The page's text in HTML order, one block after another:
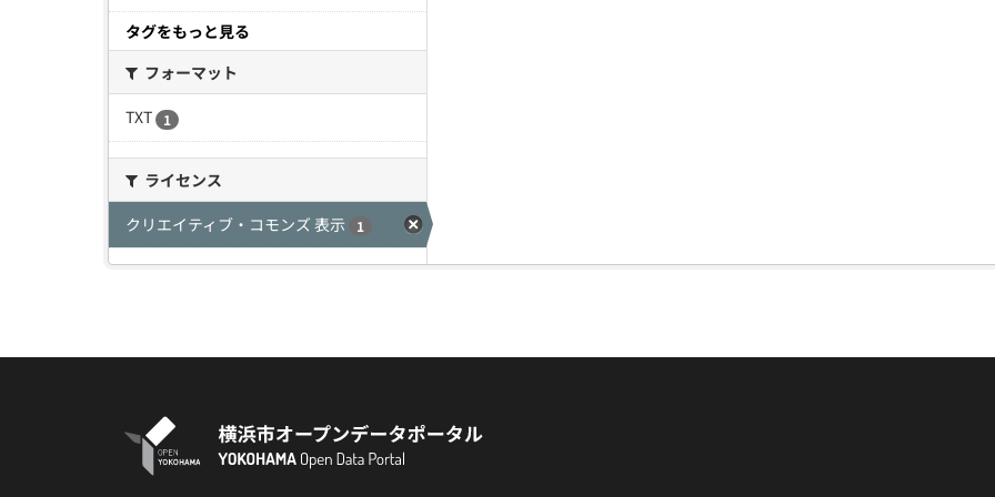
タグをもっと見る
フォーマット
TXT
1
ライセンス
クリエイティブ・コモンズ 表示
1